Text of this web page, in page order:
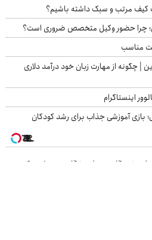
مرتب و سبک داشته باشیم؟
چرا حضور وکیل متخصص ضروری است؟
مناسب
| چگونه از مهارت زبان خود درآمد دلاری
اینستاگرام
بازی آموزشی جذاب برای رشد کودکان